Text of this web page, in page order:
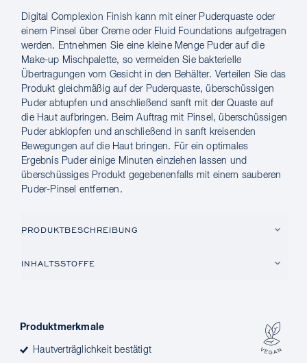
Digital Complexion Finish kann mit einer Puderquaste oder
einem Pinsel über Creme oder Fluid Foundations aufgetragen
werden. Entnehmen Sie eine kleine Menge Puder auf die
Make-up Mischpalette, so vermeiden Sie bakterielle
Übertragungen vom Gesicht in den Behälter. Verteilen Sie das
Produkt gleichmäßig auf der Puderquaste, überschüssigen
Puder abtupfen und anschließend sanft mit der Quaste auf
die Haut aufbringen. Beim Auftrag mit Pinsel, überschüssigen
Puder abklopfen und anschließend in sanft kreisenden
Bewegungen auf die Haut bringen. Für ein optimales
Ergebnis Puder einige Minuten einziehen lassen und
überschüssiges Produkt gegebenenfalls mit einem sauberen
Puder-Pinsel entfernen.
PRODUKTBESCHREIBUNG
INHALTSSTOFFE
Produktmerkmale
Hautverträglichkeit bestätigt